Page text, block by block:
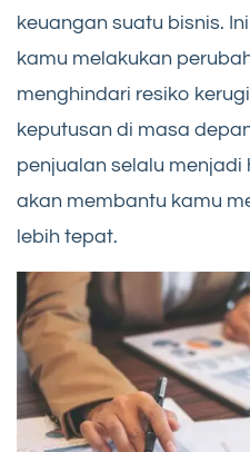
keuangan suatu bisnis.
kamu melakukan
menghindari resiko
keputusan di masa
penjualan selalu
akan membantu kamu
lebih tepat.